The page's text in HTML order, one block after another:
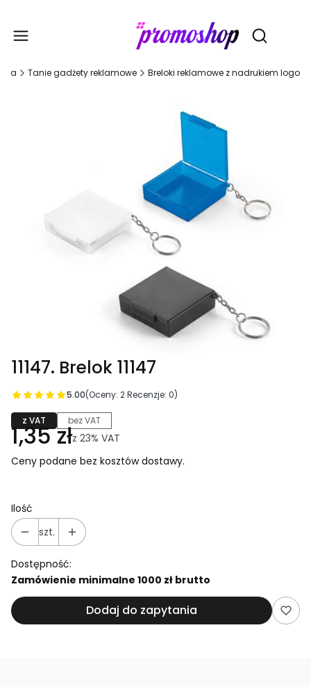
Otwórz
Tanie gadżety reklamowe Breloki reklamowe z nadrukiem logo
11147. Brelok 11147
5.00(Oceny: 2 Recenzje: 0)
z VAT bez VAT
1,35 złz 23% VAT
Ceny podane bez kosztów dostawy.
Ilość
szt.
Dostępność:
Zamówienie minimalne 1000 zł brutto
Dodaj do zapytania